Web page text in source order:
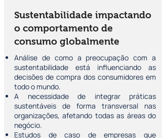
Sustentabilidade impactando
o comportamento de
consumo globalmente
Análise de como a preocupação com a
sustentabilidade está influenciando as
decisões de compra dos consumidores em
todo o mundo.
A necessidade de integrar práticas
sustentáveis de forma transversal nas
organizações, afetando todas as áreas do
negócio.
Estudos de caso de empresas que